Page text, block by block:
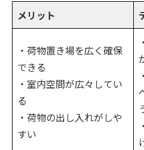
メリット
・荷物置き場を広く確保
できる
・室内空間が広々してい
る
・荷物の出し入れがしや
すい